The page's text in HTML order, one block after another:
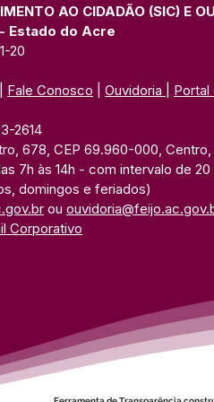
AO CIDADÃO (SIC) E
Estado do Acre
20
Fale Conosco Ouvidoria Portal
2614
678, CEP 69.960-000,
7h às 14h - com intervalo de
domingos e feriados)
ou
Corporativo